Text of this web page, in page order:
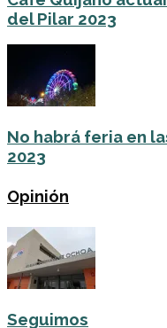
del Pilar 2023
No habrá feria en
2023
Opinión
Seguimos